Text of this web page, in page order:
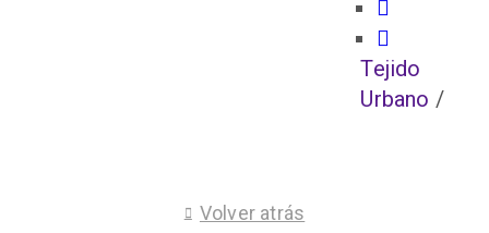
Tejido
Urbano /
Volver atrás